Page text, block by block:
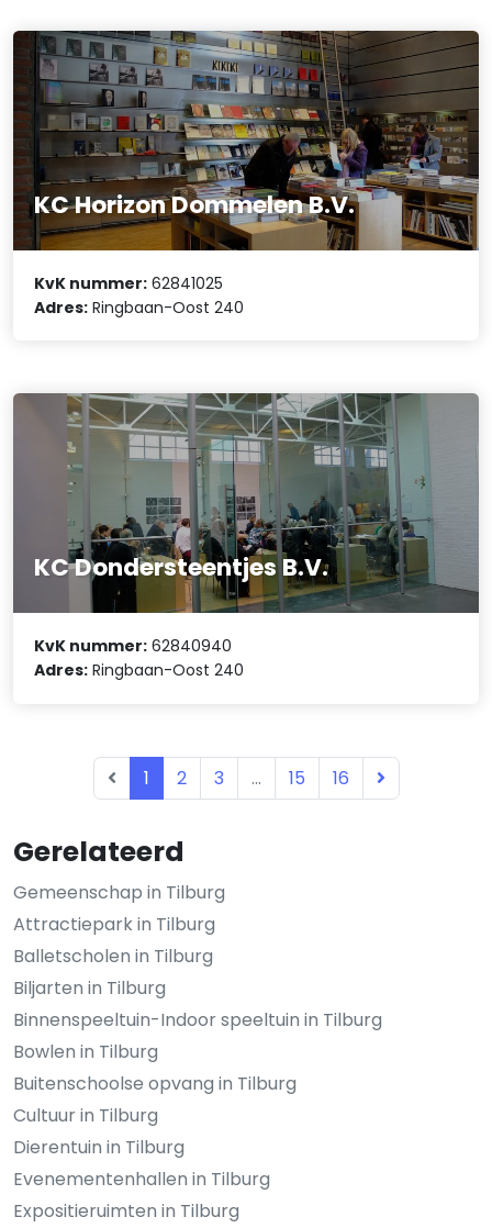
Gerelateerd
Gemeenschap in Tilburg
Attractiepark in Tilburg
Balletscholen in Tilburg
Biljarten in Tilburg
Binnenspeeltuin-Indoor speeltuin in Tilburg
Bowlen in Tilburg
Buitenschoolse opvang in Tilburg
Cultuur in Tilburg
Dierentuin in Tilburg
Evenementenhallen in Tilburg
Expositieruimten in Tilburg
KC Horizon Dommelen B.V.
KvK nummer: 62841025
Adres: Ringbaan-Oost 240
KC Dondersteentjes B.V.
KvK nummer: 62840940
Adres: Ringbaan-Oost 240
1 2 3 ... 15 16